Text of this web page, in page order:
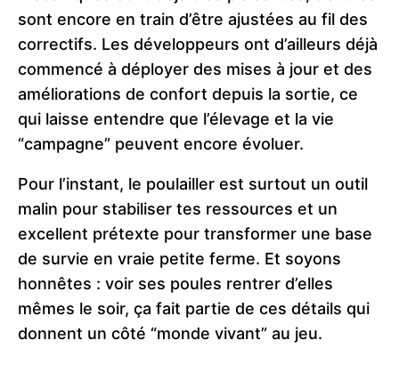
sont encore en train d’être ajustées au fil des
correctifs. Les développeurs ont d’ailleurs déjà
commencé à déployer des mises à jour et des
améliorations de confort depuis la sortie, ce
qui laisse entendre que l’élevage et la vie
“campagne” peuvent encore évoluer.
Pour l’instant, le poulailler est surtout un outil
malin pour stabiliser tes ressources et un
excellent prétexte pour transformer une base
de survie en vraie petite ferme. Et soyons
honnêtes : voir ses poules rentrer d’elles
mêmes le soir, ça fait partie de ces détails qui
donnent un côté “monde vivant” au jeu.